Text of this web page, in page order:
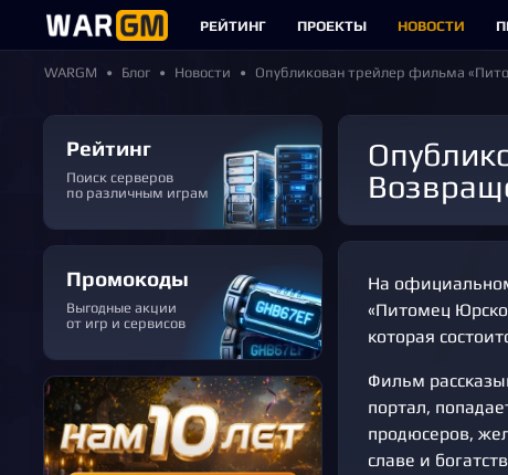
РЕЙТИНГ ПРОЕКТЫ НОВОСТИ
WARGM Блог Новости Опубликован трейлер фильма
Рейтинг
Поиск серверов
по различным играм
Промокоды
Выгодные акции
от игр и сервисов
Опубликован трейлер фильма «Питомец Юрского периода.
На
«Питомец
которая
Фильм
портал,
продюсеров,
славе и